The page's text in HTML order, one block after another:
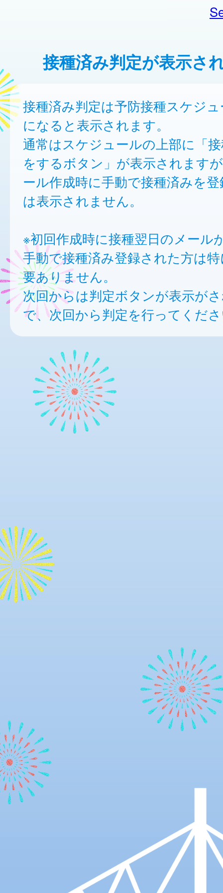
接種済み判定が表示さ
接種済み判定は予防接種スケジ
になると表示されます。
通常はスケジュールの上部に「
をするボタン」が表示されます
ール作成時に手動で接種済みを
は表示されません。
※初回作成時に接種翌日のメール
手動で接種済み登録された方は
要ありません。
次回からは判定ボタンが表示が
で、次回から判定を行ってくだ